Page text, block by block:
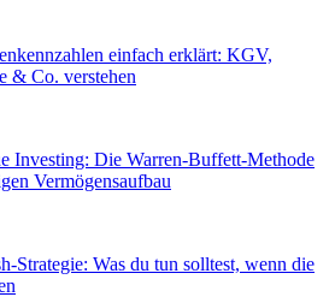
einfach erklärt: KGV,
& Co. verstehen
Investing: Die Warren-Buffett-Methode
Vermögensaufbau
Strategie: Was du tun solltest, wenn die